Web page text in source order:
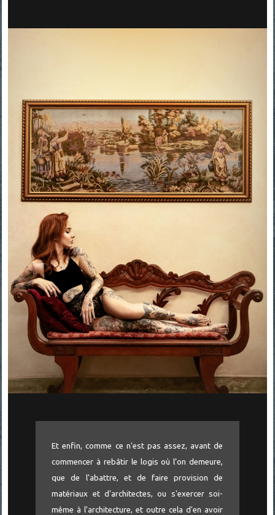
Et enfin, comme ce n'est pas assez, avant de
commencer à rebâtir le logis où l’on demeure,
que de l'abattre, et de faire provision de
matériaux et d'architectes, ou s'exercer soi-
même à l'architecture, et outre cela d'en avoir